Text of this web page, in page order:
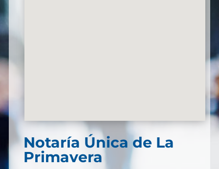
Notaría Única de La
Primavera